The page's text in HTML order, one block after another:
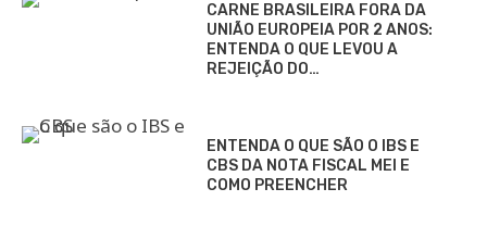
CARNE BRASILEIRA FORA DA
UNIÃO EUROPEIA POR 2 ANOS:
ENTENDA O QUE LEVOU A
REJEIÇÃO DO…
ENTENDA O QUE SÃO O IBS E
CBS DA NOTA FISCAL MEI E
COMO PREENCHER